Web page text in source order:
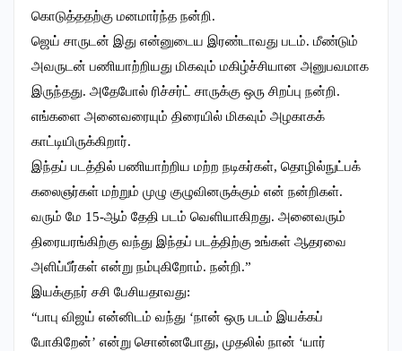
கொடுத்ததற்கு மனமார்ந்த நன்றி.
ஜெய் சாருடன் இது என்னுடைய இரண்டாவது படம். மீண்டும்
அவருடன் பணியாற்றியது மிகவும் மகிழ்ச்சியான அனுபவமாக
இருந்தது. அதேபோல் ரிச்சர்ட் சாருக்கு ஒரு சிறப்பு நன்றி.
எங்களை அனைவரையும் திரையில் மிகவும் அழகாகக்
காட்டியிருக்கிறார்.
இந்தப் படத்தில் பணியாற்றிய மற்ற நடிகர்கள், தொழில்நுட்பக்
கலைஞர்கள் மற்றும் முழு குழுவினருக்கும் என் நன்றிகள்.
வரும் மே 15-ஆம் தேதி படம் வெளியாகிறது. அனைவரும்
திரையரங்கிற்கு வந்து இந்தப் படத்திற்கு உங்கள் ஆதரவை
அளிப்பீர்கள் என்று நம்புகிறோம். நன்றி.”
இயக்குநர் சசி பேசியதாவது:
“பாபு விஜய் என்னிடம் வந்து ‘நான் ஒரு படம் இயக்கப்
போகிறேன்’ என்று சொன்னபோது, முதலில் நான் ‘யார்